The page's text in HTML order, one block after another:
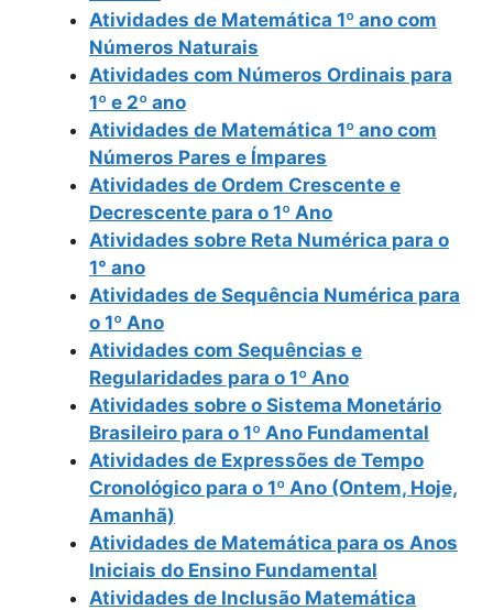
Atividades de Matemática 1º ano com
Números Naturais
Atividades com Números Ordinais para
1º e 2º ano
Atividades de Matemática 1º ano com
Números Pares e Ímpares
Atividades de Ordem Crescente e
Decrescente para o 1º Ano
Atividades sobre Reta Numérica para o
1° ano
Atividades de Sequência Numérica para
o 1º Ano
Atividades com Sequências e
Regularidades para o 1º Ano
Atividades sobre o Sistema Monetário
Brasileiro para o 1º Ano Fundamental
Atividades de Expressões de Tempo
Cronológico para o 1º Ano (Ontem, Hoje,
Amanhã)
Atividades de Matemática para os Anos
Iniciais do Ensino Fundamental
Atividades de Inclusão Matemática